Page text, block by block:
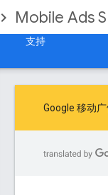
Mobile Ads
支持
Google 移动